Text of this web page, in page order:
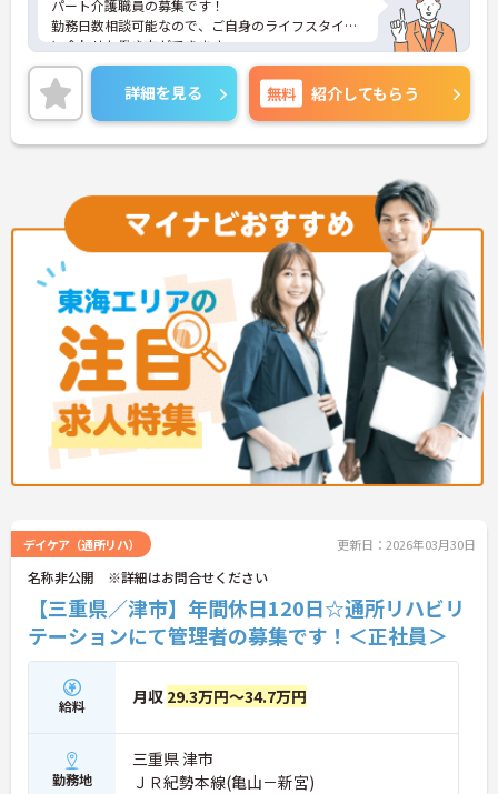
パート介護職員の募集です！
勤務日数相談可能なので、ご自身のライフスタイル
に合わせた働き方ができます。
ご興味のある方には、面接対策ポイントなど、さら
に詳細をご案内しますのでお気軽にご相談くださ
い！
詳細を見る 無料 紹介してもらう
デイケア（通所リハ） 更新日：2026年03月30日
名称非公開 ※詳細はお問合せください
【三重県／津市】年間休日120日☆通所リハビリ
テーションにて管理者の募集です！＜正社員＞
給料 月収 29.3万円～34.7万円
勤務地
三重県 津市
ＪＲ紀勢本線(亀山－新宮)